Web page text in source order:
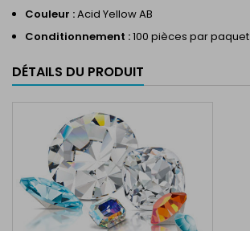
Couleur :Acid Yellow AB
Conditionnement :100 pièces par paquet
DÉTAILS DU PRODUIT